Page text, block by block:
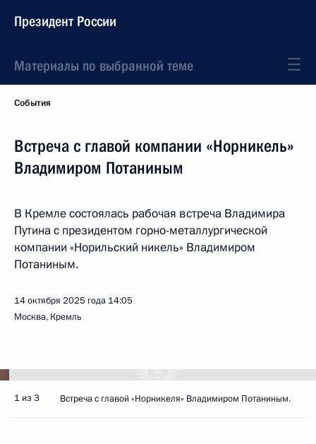
Президент России
Материалы по выбранной теме
События
Встреча с главой компании «Норникель»
Владимиром Потаниным
В Кремле состоялась рабочая встреча Владимира
Путина с президентом горно-металлургической
компании «Норильский никель» Владимиром
Потаниным.
14 октября 2025 года 14:05
Москва, Кремль
1 из 3 Встреча с главой «Норникеля» Владимиром Потаниным.